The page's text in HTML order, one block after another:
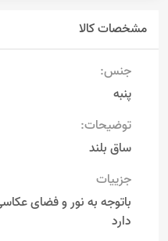
مشخصات کالا
جنس:
پنبه
توضیحات:
ساق بلند
جزییات
دارد